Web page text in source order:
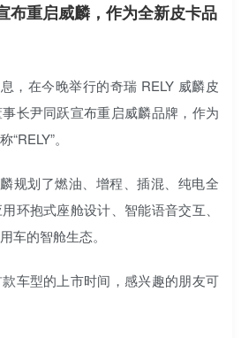
布重启威麟，作为全新皮卡品
，在今晚举行的奇瑞 RELY 威麟皮
长尹同跃宣布重启威麟品牌，作为
。
规划了燃油、增程、插混、纯电全
环抱式座舱设计、智能语音交互、
车的智舱生态。
车型的上市时间，感兴趣的朋友可